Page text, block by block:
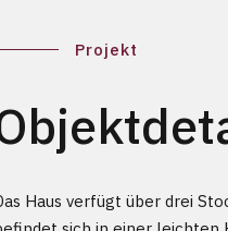
Projekt
Haus verfügt über drei